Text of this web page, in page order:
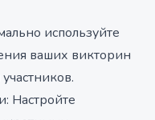
используйте
ваших викторин
Настройте